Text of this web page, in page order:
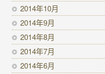
2014年10月
2014年9月
2014年8月
2014年7月
2014年6月